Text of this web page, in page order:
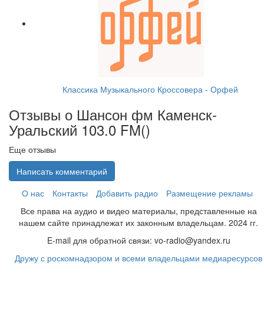
Классика Музыкального Кроссовера - Орфей
Отзывы о Шансон фм Каменск-
Уральский 103.0 FM()
Еще отзывы
Написать комментарий
О нас
Контакты Добавить радио
Размещение рекламы
Все права на аудио и видео материалы, представленные на
нашем сайте принадлежат их законным владельцам. 2024 гг.
E-mail для обратной связи: vo-radio@yandex.ru
Дружу с роскомнадзором и всеми владельцами медиаресурсов